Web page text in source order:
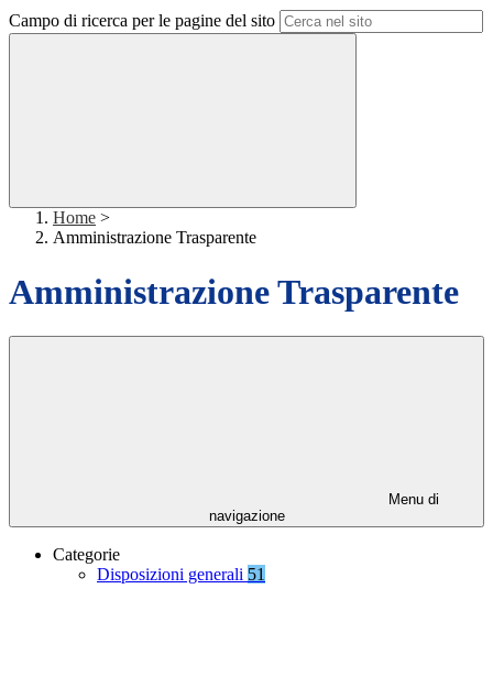
Campo di ricerca per le pagine del sito
Home >
Amministrazione Trasparente
Amministrazione Trasparente
Menu di
navigazione
Categorie
Disposizioni generali 51